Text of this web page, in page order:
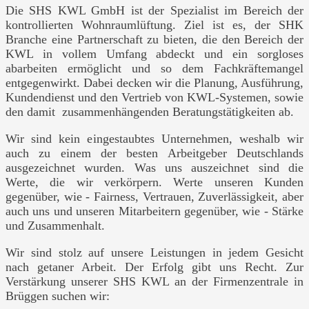
Die SHS KWL GmbH ist der Spezialist im Bereich der
kontrollierten Wohnraumlüftung. Ziel ist es, der SHK
Branche eine Partnerschaft zu bieten, die den Bereich der
KWL in vollem Umfang abdeckt und ein sorgloses
abarbeiten ermöglicht und so dem Fachkräftemangel
entgegenwirkt. Dabei decken wir die Planung, Ausführung,
Kundendienst und den Vertrieb von KWL-Systemen, sowie
den damit zusammenhängenden Beratungstätigkeiten ab.
Wir sind kein eingestaubtes Unternehmen, weshalb wir
auch zu einem der besten Arbeitgeber Deutschlands
ausgezeichnet wurden. Was uns auszeichnet sind die
Werte, die wir verkörpern. Werte unseren Kunden
gegenüber, wie - Fairness, Vertrauen, Zuverlässigkeit, aber
auch uns und unseren Mitarbeitern gegenüber, wie - Stärke
und Zusammenhalt.
Wir sind stolz auf unsere Leistungen in jedem Gesicht
nach getaner Arbeit. Der Erfolg gibt uns Recht. Zur
Verstärkung unserer SHS KWL an der Firmenzentrale in
Brüggen suchen wir: